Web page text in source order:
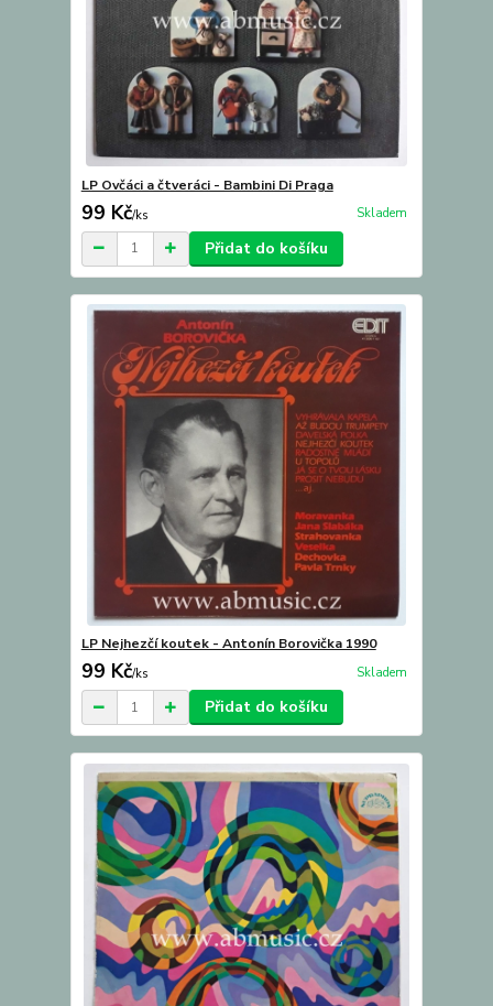
LP Ovčáci a čtveráci - Bambini Di Praga
99 Kč/ks Skladem
Přidat do košíku
LP Nejhezčí koutek - Antonín Borovička 1990
99 Kč/ks Skladem
Přidat do košíku